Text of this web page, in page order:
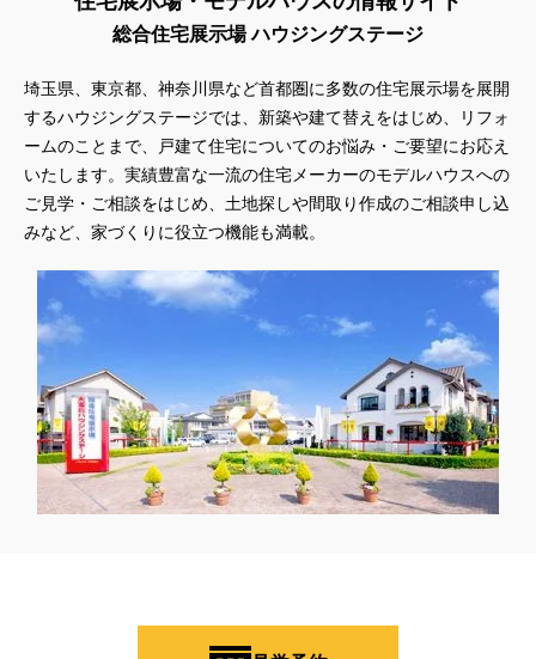
総合住宅展示場 ハウジングステージ
埼玉県、東京都、神奈川県など首都圏に多数の住宅展示場を展開
するハウジングステージでは、新築や建て替えをはじめ、リフォ
ームのことまで、戸建て住宅についてのお悩み・ご要望にお応え
いたします。実績豊富な一流の住宅メーカーのモデルハウスへの
ご見学・ご相談をはじめ、土地探しや間取り作成のご相談申し込
みなど、家づくりに役立つ機能も満載。